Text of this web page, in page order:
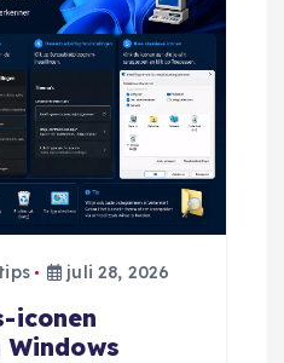
juli 28, 2026
iconen